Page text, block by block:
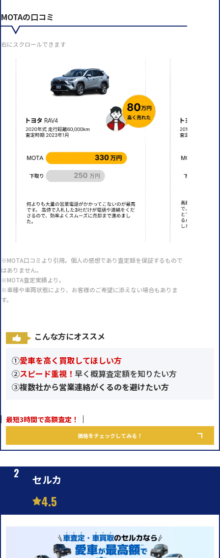
MOTAの口コミ
右にスクロールできます
※MOTA口コミより引用。個人の感想であり査定額を保証するもので
はありません。
※MOTA査定実績より。
※車種や車両状態により、お客様のご希望に添えない場合もありま
す。
こんな方にオススメ
①愛車を高く買取してほしい方
②スピード重視！ 早く概算査定額を知りたい方
③複数社から営業連絡がくるのを避けたい方
最短3時間で高額査定！
価格をチェックしてみる！
セルカ
4.5